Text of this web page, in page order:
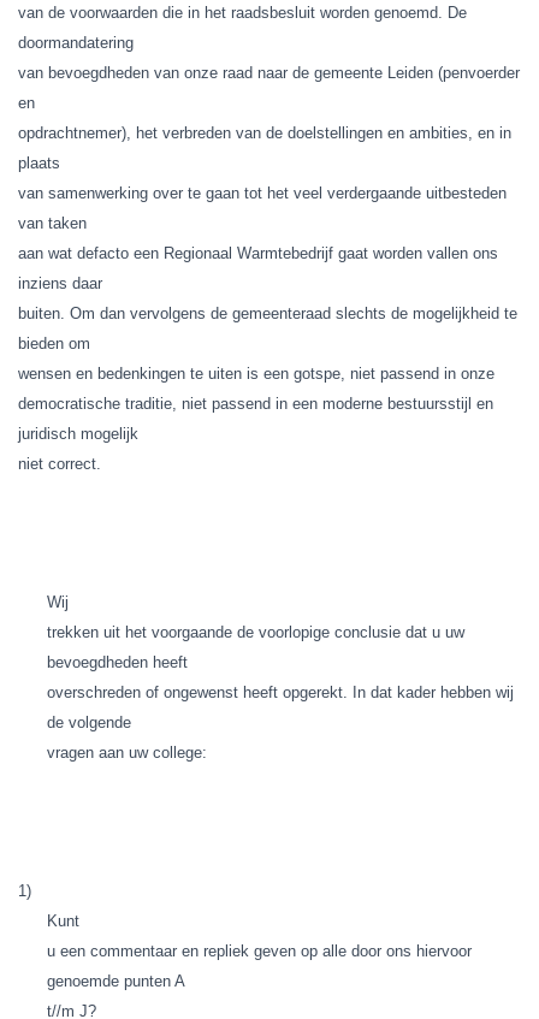
van de voorwaarden die in het raadsbesluit worden genoemd. De
doormandatering
van bevoegdheden van onze raad naar de gemeente Leiden (penvoerder
en
opdrachtnemer), het verbreden van de doelstellingen en ambities, en in
plaats
van samenwerking over te gaan tot het veel verdergaande uitbesteden
van taken
aan wat defacto een Regionaal Warmtebedrijf gaat worden vallen ons
inziens daar
buiten. Om dan vervolgens de gemeenteraad slechts de mogelijkheid te
bieden om
wensen en bedenkingen te uiten is een gotspe, niet passend in onze
democratische traditie, niet passend in een moderne bestuursstijl en
juridisch mogelijk
niet correct.
Wij
trekken uit het voorgaande de voorlopige conclusie dat u uw
bevoegdheden heeft
overschreden of ongewenst heeft opgerekt. In dat kader hebben wij
de volgende
vragen aan uw college:
1)
Kunt
u een commentaar en repliek geven op alle door ons hiervoor
genoemde punten A
t//m J?